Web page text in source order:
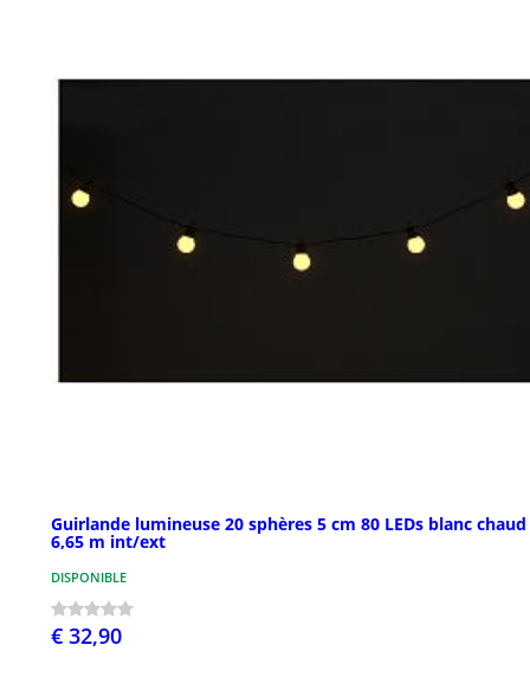
Guirlande lumineuse 20 sphères 5 cm 80 LEDs blanc chaud
6,65 m int/ext
DISPONIBLE
€ 32,90